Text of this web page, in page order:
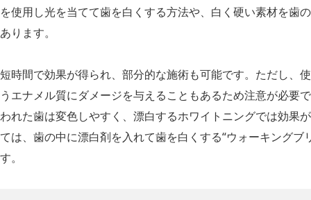
を使用し光を当てて歯を白くする方法や、白く硬い素材を歯
あります。
短時間で効果が得られ、部分的な施術も可能です。ただし、
うエナメル質にダメージを与えることもあるため注意が必要
われた歯は変色しやすく、漂白するホワイトニングでは効果
ては、歯の中に漂白剤を入れて歯を白くする“ウォーキングブ
す。